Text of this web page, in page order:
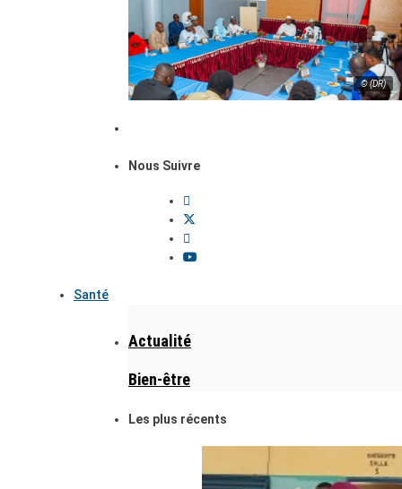
© (DR)
Nous Suivre
Santé
Actualité
Bien-être
Les plus récents